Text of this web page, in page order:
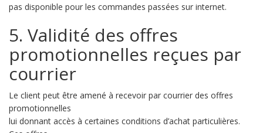
pas disponible pour les commandes passées sur internet.
5. Validité des offres
promotionnelles reçues par
courrier
Le client peut être amené à recevoir par courrier des offres
promotionnelles
lui donnant accès à certaines conditions d’achat particulières.